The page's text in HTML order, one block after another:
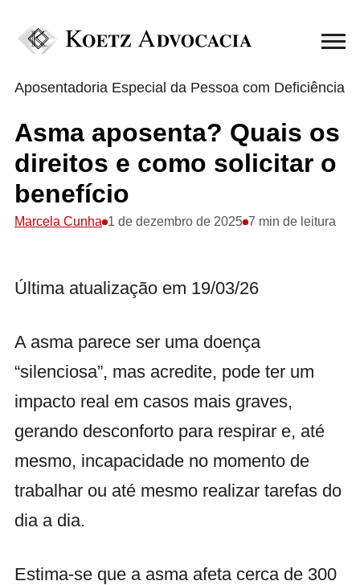
Aposentadoria Especial da Pessoa com Deficiência
Asma aposenta? Quais os
direitos e como solicitar o
benefício
Marcela Cunha 1 de dezembro de 2025 7 min de leitura
Última atualização em 19/03/26
A asma parece ser uma doença
“silenciosa”, mas acredite, pode ter um
impacto real em casos mais graves,
gerando desconforto para respirar e, até
mesmo, incapacidade no momento de
trabalhar ou até mesmo realizar tarefas do
dia a dia.
Estima-se que a asma afeta cerca de 300